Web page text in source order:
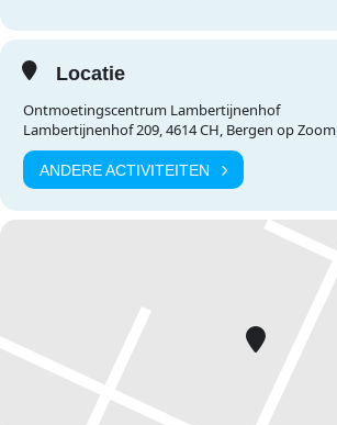
Locatie
Ontmoetingscentrum Lambertijnenhof
Lambertijnenhof 209, 4614 CH, Bergen op Zoom
ANDERE ACTIVITEITEN